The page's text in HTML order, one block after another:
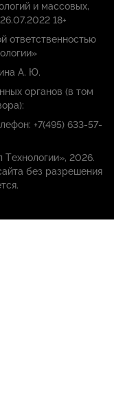
и массовых,
18+
ответственностью
А. Ю.
органов (в том
+7(495) 633-57-
2026.
без разрешения